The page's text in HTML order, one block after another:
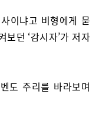
이냐고 비형에게 묻
던 ‘감시자’가 저자
도 주리를 바라보며